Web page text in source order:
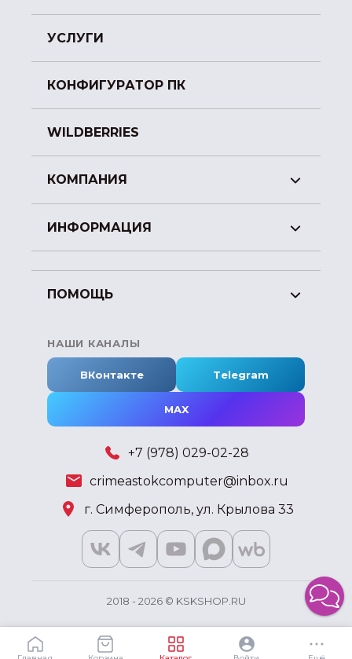
УСЛУГИ
КОНФИГУРАТОР ПК
WILDBERRIES
КОМПАНИЯ
ИНФОРМАЦИЯ
ПОМОЩЬ
НАШИ КАНАЛЫ
ВКонтакте Telegram
MAX
+7 (978) 029-02-28
crimeastokcomputer@inbox.ru
г. Симферополь, ул. Крылова 33
2018 - 2026 © KSKSHOP.RU